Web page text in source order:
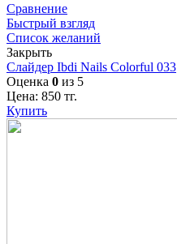
Сравнение
Быстрый взгляд
Список желаний
Закрыть
Слайдер Ibdi Nails Colorful 033
Оценка 0 из 5
Цена: 850 тг.
Купить